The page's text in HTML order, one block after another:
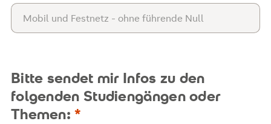
Bitte sendet mir Infos zu den
folgenden Studiengängen oder
Themen: